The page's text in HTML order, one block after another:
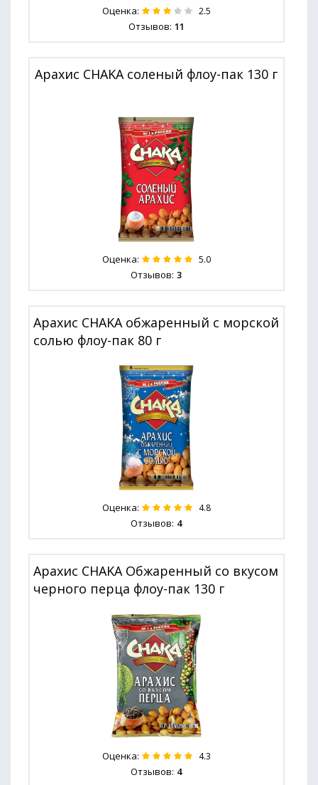
Оценка: 2.5
Отзывов: 11
Арахис CHAKA соленый флоу-пак 130 г
Оценка: 5.0
Отзывов: 3
Арахис CHAKA обжаренный с морской
солью флоу-пак 80 г
Оценка: 4.8
Отзывов: 4
Арахис CHAKA Обжаренный со вкусом
черного перца флоу-пак 130 г
Оценка: 4.3
Отзывов: 4